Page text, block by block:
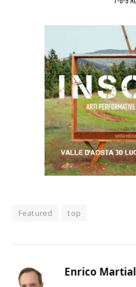
Featured top
Enrico Martial